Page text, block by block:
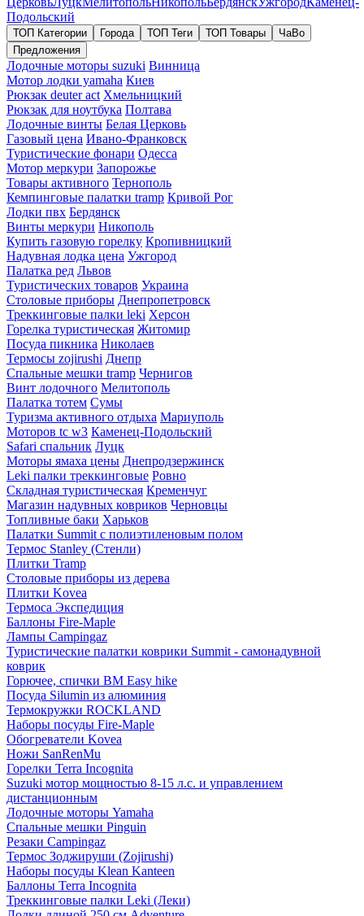
Подольский
ТОП Категории Города ТОП Теги ТОП Товары
ЧаВо
Предложения
Лодочные моторы suzuki Винница
Мотор лодки yamaha Киев
Рюкзак deuter act Хмельницкий
Рюкзак для ноутбука Полтава
Лодочные винты Белая Церковь
Газовый цена Ивано-Франковск
Туристические фонари Одесса
Мотор меркури Запорожье
Товары активного Тернополь
Кемпинговые палатки tramp Кривой Рог
Лодки пвх Бердянск
Винты меркури Никополь
Купить газовую горелку Кропивницкий
Надувная лодка цена Ужгород
Палатка ред Львов
Туристических товаров Украина
Столовые приборы Днепропетровск
Треккинговые палки leki Херсон
Горелка туристическая Житомир
Посуда пикника Николаев
Термосы zojirushi Днепр
Спальные мешки tramp Чернигов
Винт лодочного Мелитополь
Палатка тотем Сумы
Туризма активного отдыха Мариуполь
Моторов tc w3 Каменец-Подольский
Safari спальник Луцк
Моторы ямаха цены Днепродзержинск
Leki палки треккинговые Ровно
Складная туристическая Кременчуг
Магазин надувных ковриков Черновцы
Топливные баки Харьков
Палатки Summit с полиэтиленовым полом
Термос Stanley (Стенли)
Плитки Tramp
Столовые приборы из дерева
Плитки Kovea
Термоса Экспедиция
Баллоны Fire-Maple
Лампы Campingaz
Туристические палатки коврики Summit - самонадувной
коврик
Горючее, спички BM Easy hike
Посуда Silumin из алюминия
Термокружки ROCKLAND
Наборы посуды Fire-Maple
Обогреватели Kovea
Ножи SanRenMu
Горелки Terra Incognita
Suzuki мотор мощностью 8-15 л.с. и управлением
дистанционным
Лодочные моторы Yamaha
Спальные мешки Pinguin
Резаки Campingaz
Термос Зоджируши (Zojirushi)
Наборы посуды Klean Kanteen
Баллоны Terra Incognita
Треккинговые палки Leki (Леки)